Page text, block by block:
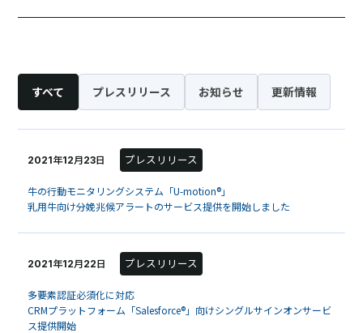
すべて プレスリリース お知らせ 更新情報
2021年12月23日 プレスリリース
牛の行動モニタリングシステム「U-motion®」
乳用牛向け分娩兆候アラートのサービス提供を開始しました
2021年12月22日 プレスリリース
多要素認証必須化に対応
CRMプラットフォーム「Salesforce®」向けシングルサインオンサービ
ス提供開始